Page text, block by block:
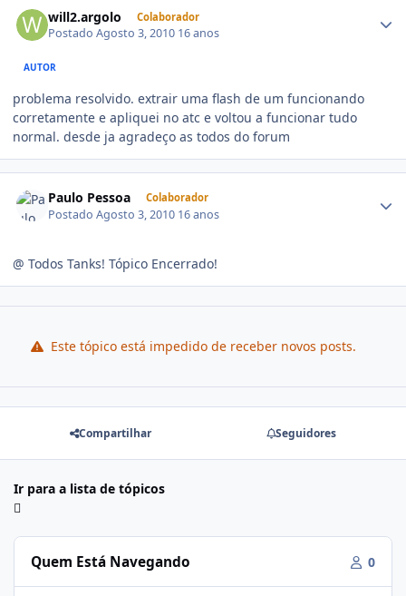
will2.argolo Colaborador
PostadoAgosto 3, 2010 16 anos
AUTOR
problema resolvido. extrair uma flash de um funcionando
corretamente e apliquei no atc e voltou a funcionar tudo
normal. desde ja agradeço as todos do forum
Paulo Pessoa Colaborador
PostadoAgosto 3, 2010 16 anos
@ Todos Tanks! Tópico Encerrado!
Este tópico está impedido de receber novos posts.
Compartilhar Seguidores
Ir para a lista de tópicos
Quem Está Navegando 0